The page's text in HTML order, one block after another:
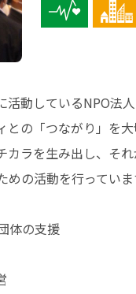
動しているNPO法
の「つながり」を
ラを生み出し、そ
の活動を行っていま
体の支援